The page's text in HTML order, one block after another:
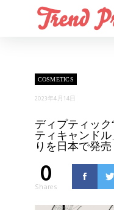
COSMETICS
2023年4月14日
ディプティッ
ティキャンド
りを日本で発売
0
Shares